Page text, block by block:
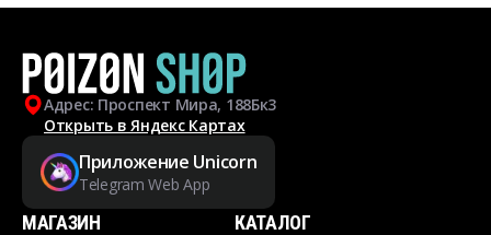
Адрес: Проспект Мира, 188Бк3
Открыть в Яндекс Картах
Приложение Unicorn
Telegram Web App
МАГАЗИН КАТАЛОГ